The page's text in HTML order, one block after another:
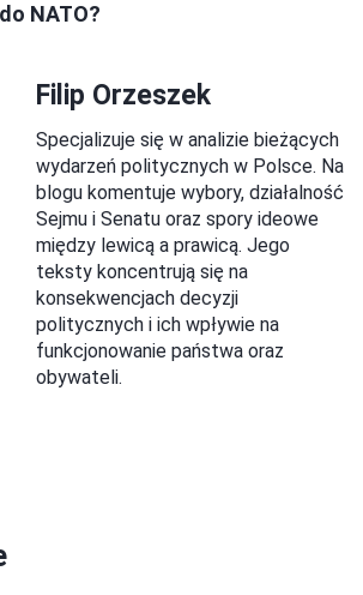
NATO?
Filip Orzeszek
Specjalizuje się w analizie bieżących
wydarzeń politycznych w Polsce. Na
blogu komentuje wybory, działalność
Sejmu i Senatu oraz spory ideowe
między lewicą a prawicą. Jego
teksty koncentrują się na
konsekwencjach decyzji
politycznych i ich wpływie na
funkcjonowanie państwa oraz
obywateli.